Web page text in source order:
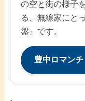
の空と街の様子
る、無線家にと
盤』です。
豊中ロマン